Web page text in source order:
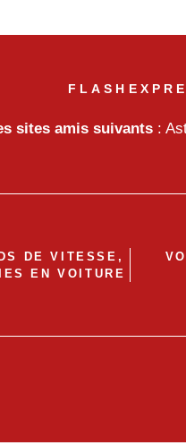
sites amis suivants :
DE VITESSE,
EN VOITURE